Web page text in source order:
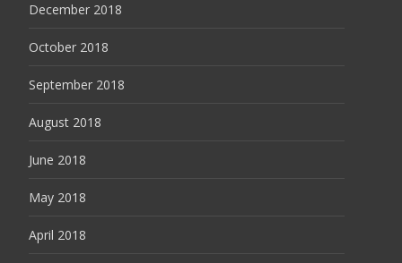
December 2018
October 2018
September 2018
August 2018
June 2018
May 2018
April 2018